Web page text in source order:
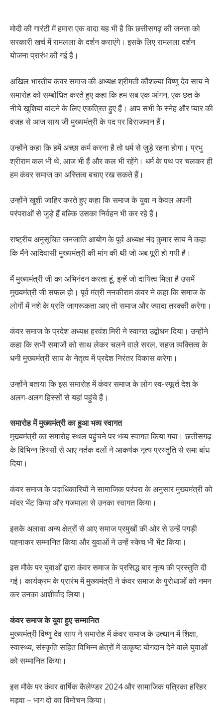
मोदी की गारंटी में हमारा एक वादा यह भी है कि छत्तीसगढ़ की जनता को
सरकारी खर्च में रामलला के दर्शन कराएंगे। इसके लिए रामलला दर्शन
योजना प्रारंभ की गई है।
अखिल भारतीय कंवर समाज की अध्यक्ष श्रीमती कौशल्या विष्णु देव साय ने
समारोह को सम्बोधित करते हुए कहा कि हम सब एक आंगन, एक छत के
नीचे खुशियां बांटने के लिए एकत्रित हुए हैं। आप सभी के स्नेह और प्यार की
वजह से आज साय जी मुख्यमंत्री के पद पर विराजमान हैं।
उन्होंने कहा कि हमें अच्छा कर्म करना है तो धर्म से जुड़े रहना होगा। प्रभु
श्रीराम कल भी थे, आज भी हैं और कल भी रहेंगे। धर्म के पथ पर चलकर ही
हम कंवर समाज का अस्तित्व बचाए रख सकते हैं।
उन्होंने खुशी जाहिर करते हुए कहा कि समाज के युवा न केवल अपनी
परंपराओं से जुड़े हैं बल्कि उसका निर्वहन भी कर रहे हैं।
राष्ट्रीय अनुसूचित जनजाति आयोग के पूर्व अध्यक्ष नंद कुमार साय ने कहा
कि मैंने आदिवासी मुख्यमंत्री की मांग की थी जो अब पूरी हो गयी है।
मैं मुख्यमंत्री जी का अभिनंदन करता हूं, इन्हें जो दायित्व मिला है उसमें
मुख्यमंत्री जी सफल हो। पूर्व मंत्री ननकीराम कंवर ने कहा कि समाज के
लोगों में नशे के प्रति जागरूकता आए तो समाज और ज्यादा तरक्की करेगा।
कंवर समाज के प्रदेश अध्यक्ष हरवंश मिरी ने स्वागत उद्बोधन दिया। उन्होंने
कहा कि सभी समाजों को साथ लेकर चलने वाले सरल, सहज व्यक्तित्व के
धनी मुख्यमंत्री साय के नेतृत्व में प्रदेश निरंतर विकास करेगा।
उन्होंने बताया कि इस समारोह में कंवर समाज के लोग स्व-स्फूर्त देश के
अलग-अलग हिस्सों से यहां पहुंचे हैं।
समारोह में मुख्यमंत्री का हुआ भव्य स्वागत
मुख्यमंत्री का समारोह स्थल पहुंचने पर भव्य स्वागत किया गया। छत्तीसगढ़
के विभिन्न हिस्सों से आए नर्तक दलों ने आकर्षक नृत्य प्रस्तुति से समा बांध
दिया।
कंवर समाज के पदाधिकारियों ने सामाजिक परंपरा के अनुसार मुख्यमंत्री को
मांदर भेंट किया और गजमाला से उनका स्वागत किया।
इसके अलावा अन्य क्षेत्रों से आए समाज प्रमुखों की ओर से उन्हें पगड़ी
पहनाकर सम्मानित किया और युवाओं ने उन्हें स्केच भी भेंट किया।
इस मौके पर युवाओं द्वारा कंवर समाज के प्रसिद्ध बार नृत्य की प्रस्तुति दी
गई। कार्यक्रम के प्रारंभ में मुख्यमंत्री ने कंवर समाज के पुरोधाओं को नमन
कर उनका आशीर्वाद लिया।
कंवर समाज के युवा हुए सम्मानित
मुख्यमंत्री विष्णु देव साय ने समारोह में कंवर समाज के उत्थान में शिक्षा,
स्वास्थ्य, संस्कृति सहित विभिन्न क्षेत्रों में उत्कृष्ट योगदान देने वाले युवाओं
को सम्मानित किया।
इस मौके पर कंवर वार्षिक कैलेण्डर 2024 और सामाजिक पत्रिका हरिहर
मड़वा – भाग दो का विमोचन किया।